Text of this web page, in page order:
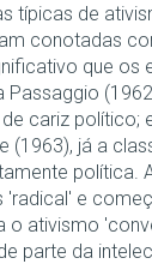
típicas de
conotadas
que os
cariz político;
(1963), já a
política.
'radical' e
o ativismo
parte da